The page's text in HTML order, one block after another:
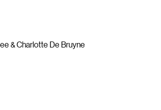
& Charlotte De Bruyne